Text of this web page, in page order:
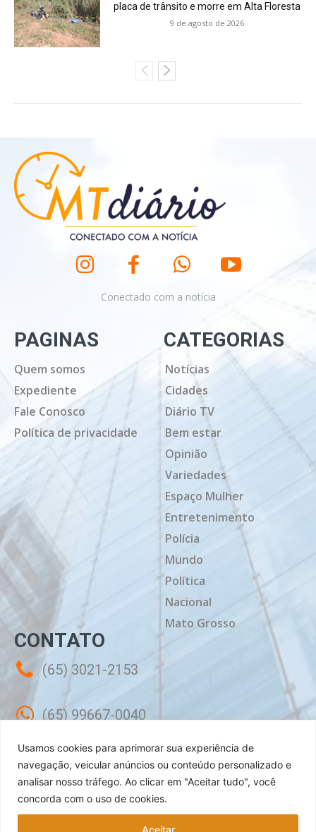
Usamos cookies para aprimorar sua experiência de
navegação, veicular anúncios ou conteúdo personalizado e
analisar nosso tráfego. Ao clicar em "Aceitar tudo", você
concorda com o uso de cookies.
Aceitar
placa de trânsito e morre em Alta Floresta
9 de agosto de 2026
Conectado com a notícia
PAGINAS
Quem somos
Expediente
Fale Conosco
Política de privacidade
CATEGORIAS
Notícias
Cidades
Diário TV
Bem estar
Opinião
Variedades
Espaço Mulher
Entretenimento
Polícia
Mundo
Política
Nacional
Mato Grosso
CONTATO
(65) 3021-2153
(65) 99667-0040
contato@mtdiario.com.br
Rua Célebes, 50 - Sala 02 - Jardim
Shangri-lá Cuiabá - MT, CEP: 78070-240